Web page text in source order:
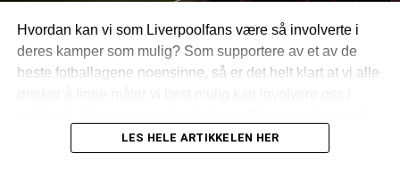
Hvordan kan vi som Liverpoolfans være så involverte i
deres kamper som mulig? Som supportere av et av de
beste fotballagene noensinne, så er det helt klart at vi alle
og noen venner, og heie favorittlaget frem til seier, og det
er en annen ting å være på stadionet fysisk!
LES HELE ARTIKKELEN HER